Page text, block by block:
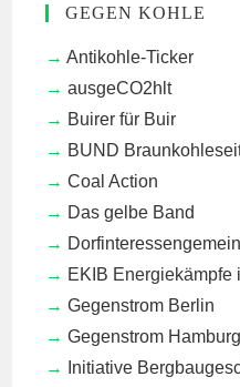
GEGEN KOHLE
Antikohle-Ticker
ausgeCO2hlt
Buirer für Buir
BUND
Coal Action
Das gelbe Band
EKIB Energiekämpfe
Gegenstrom Berlin
Gegenstrom Hamburg
Initiative